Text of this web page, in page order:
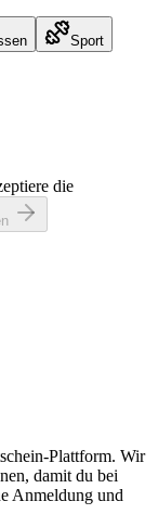
Sport
die
Plattform. Wir
damit du bei
Anmeldung und